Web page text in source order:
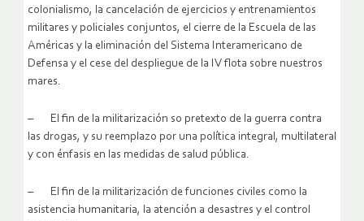
colonialismo, la cancelación de ejercicios y entrenamientos
militares y policiales conjuntos, el cierre de la Escuela de las
Américas y la eliminación del Sistema Interamericano de
Defensa y el cese del despliegue de la IV flota sobre nuestros
mares.
– El fin de la militarización so pretexto de la guerra contra
las drogas, y su reemplazo por una política integral, multilateral
y con énfasis en las medidas de salud pública.
– El fin de la militarización de funciones civiles como la
asistencia humanitaria, la atención a desastres y el control